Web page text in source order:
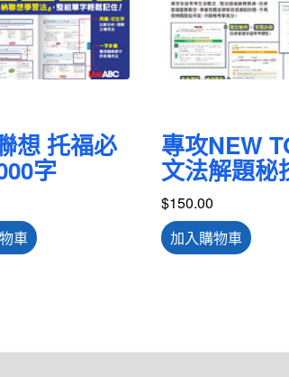
想 托福必
字
車
專攻NEW
文法解題秘
$150.00
加入購物車